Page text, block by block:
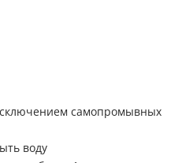
самопромывных
воду